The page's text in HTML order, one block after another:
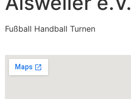
Fußball Handball Turnen